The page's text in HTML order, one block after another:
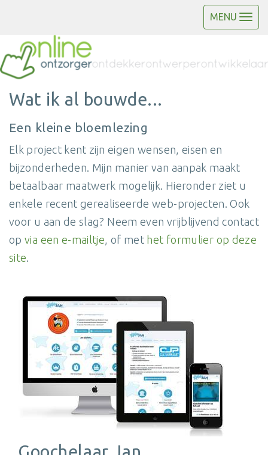
MENU
Wat ik al bouwde...
Een kleine bloemlezing
Elk project kent zijn eigen wensen, eisen en
bijzonderheden. Mijn manier van aanpak maakt
betaalbaar maatwerk mogelijk. Hieronder ziet u
enkele recent gerealiseerde web-projecten. Ook
voor u aan de slag? Neem even vrijblijvend contact
opvia een e-mailtje , of met het formulier op deze
site